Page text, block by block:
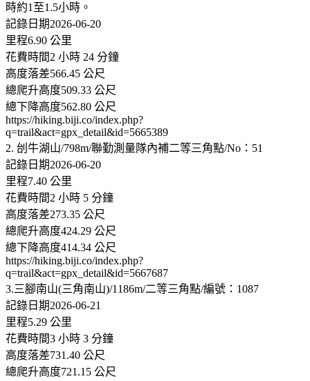
時約1至1.5小時。
記錄日期2026-06-20
里程6.90 公里
花費時間2 小時 24 分鐘
高度落差566.45 公尺
總爬升高度509.33 公尺
總下降高度562.80 公尺
https://hiking.biji.co/index.php?
q=trail&act=gpx_detail&id=5665389
2. 刣牛湖山/798m/聯勤測量隊內補二等三角點/No：51
記錄日期2026-06-20
里程7.40 公里
花費時間2 小時 5 分鐘
高度落差273.35 公尺
總爬升高度424.29 公尺
總下降高度414.34 公尺
https://hiking.biji.co/index.php?
q=trail&act=gpx_detail&id=5667687
3.三腳南山(三角南山)/1186m/二等三角點/編號：1087
記錄日期2026-06-21
里程5.29 公里
花費時間3 小時 3 分鐘
高度落差731.40 公尺
總爬升高度721.15 公尺